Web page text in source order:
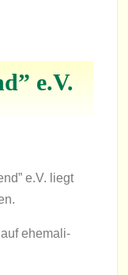
e.V.
e.V. liegt
auf ehe­ma­li­